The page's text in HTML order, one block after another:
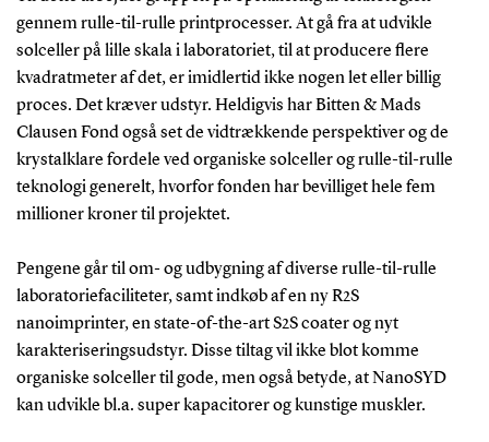
gennem rulle-til-rulle printprocesser. At gå fra at udvikle
solceller på lille skala i laboratoriet, til at producere flere
kvadratmeter af det, er imidlertid ikke nogen let eller billig
proces. Det kræver udstyr. Heldigvis har Bitten & Mads
Clausen Fond også set de vidtrækkende perspektiver og de
krystalklare fordele ved organiske solceller og rulle-til-rulle
teknologi generelt, hvorfor fonden har bevilliget hele fem
millioner kroner til projektet.
Pengene går til om- og udbygning af diverse rulle-til-rulle
laboratoriefaciliteter, samt indkøb af en ny R2S
nanoimprinter, en state-of-the-art S2S coater og nyt
karakteriseringsudstyr. Disse tiltag vil ikke blot komme
organiske solceller til gode, men også betyde, at NanoSYD
kan udvikle bl.a. super kapacitorer og kunstige muskler.